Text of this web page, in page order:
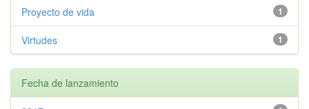
1
Proyecto de vida
1
Virtudes
Fecha de lanzamiento